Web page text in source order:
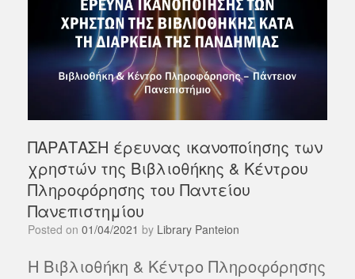
ΠΑΡΑΤΑΣΗ έρευνας ικανοποίησης των
χρηστών της Βιβλιοθήκης & Κέντρου
Πληροφόρησης του Παντείου
Πανεπιστημίου
Posted on 01/04/2021 by Library Panteion
Η Βιβλιοθήκη & Κέντρο Πληροφόρησης